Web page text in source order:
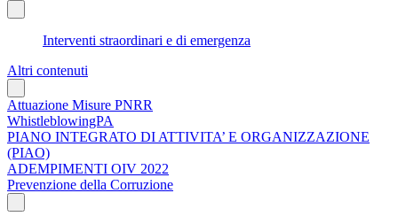
Interventi straordinari e di emergenza
Altri contenuti
Attuazione Misure PNRR
WhistleblowingPA
PIANO INTEGRATO DI ATTIVITA’ E ORGANIZZAZIONE
(PIAO)
ADEMPIMENTI OIV 2022
Prevenzione della Corruzione